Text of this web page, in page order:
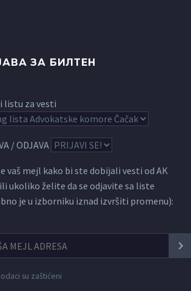
ЗА БИЛТЕН
listu za vesti
/ ODJAVA
vaš mejl kako bi ste dobijali vesti od AK
ukoliko želite da se odjavite sa liste
je u izborniku iznad izvršiti promenu):
su zaštićeni